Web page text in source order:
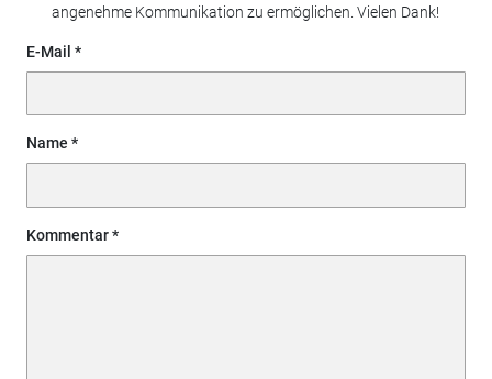
angenehme Kommunikation zu ermöglichen. Vielen Dank!
E-Mail
Name
Kommentar